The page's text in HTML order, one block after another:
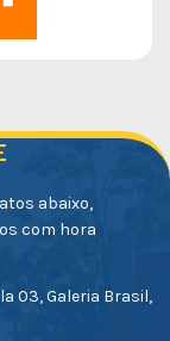
abaixo,
com hora
03, Galeria Brasil,